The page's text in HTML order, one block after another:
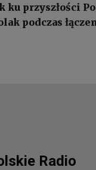
ku przyszłości
podczas
Radio